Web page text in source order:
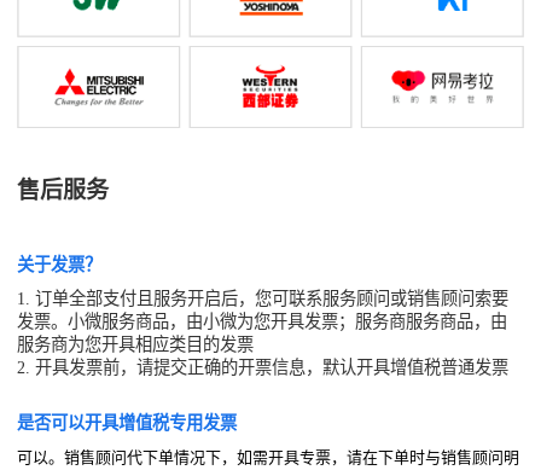
售后服务
关于发票？
1. 订单全部支付且服务开启后，您可联系服务顾问或销售顾问索要
发票。小微服务商品，由小微为您开具发票；服务商服务商品，由
服务商为您开具相应类目的发票
2. 开具发票前，请提交正确的开票信息，默认开具增值税普通发票
是否可以开具增值税专用发票
可以。销售顾问代下单情况下，如需开具专票，请在下单时与销售顾问明